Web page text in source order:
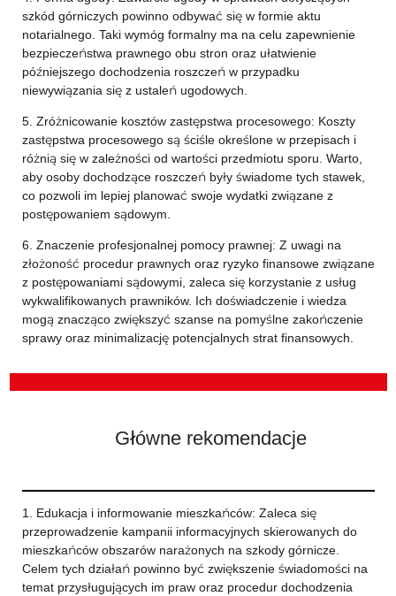
szkód górniczych powinno odbywać się w formie aktu
notarialnego. Taki wymóg formalny ma na celu zapewnienie
bezpieczeństwa prawnego obu stron oraz ułatwienie
późniejszego dochodzenia roszczeń w przypadku
niewywiązania się z ustaleń ugodowych.
5. Zróżnicowanie kosztów zastępstwa procesowego: Koszty
zastępstwa procesowego są ściśle określone w przepisach i
różnią się w zależności od wartości przedmiotu sporu. Warto,
aby osoby dochodzące roszczeń były świadome tych stawek,
co pozwoli im lepiej planować swoje wydatki związane z
postępowaniem sądowym.
6. Znaczenie profesjonalnej pomocy prawnej: Z uwagi na
złożoność procedur prawnych oraz ryzyko finansowe związane
z postępowaniami sądowymi, zaleca się korzystanie z usług
wykwalifikowanych prawników. Ich doświadczenie i wiedza
mogą znacząco zwiększyć szanse na pomyślne zakończenie
sprawy oraz minimalizację potencjalnych strat finansowych.
Główne rekomendacje
1. Edukacja i informowanie mieszkańców: Zaleca się
przeprowadzenie kampanii informacyjnych skierowanych do
mieszkańców obszarów narażonych na szkody górnicze.
Celem tych działań powinno być zwiększenie świadomości na
temat przysługujących im praw oraz procedur dochodzenia